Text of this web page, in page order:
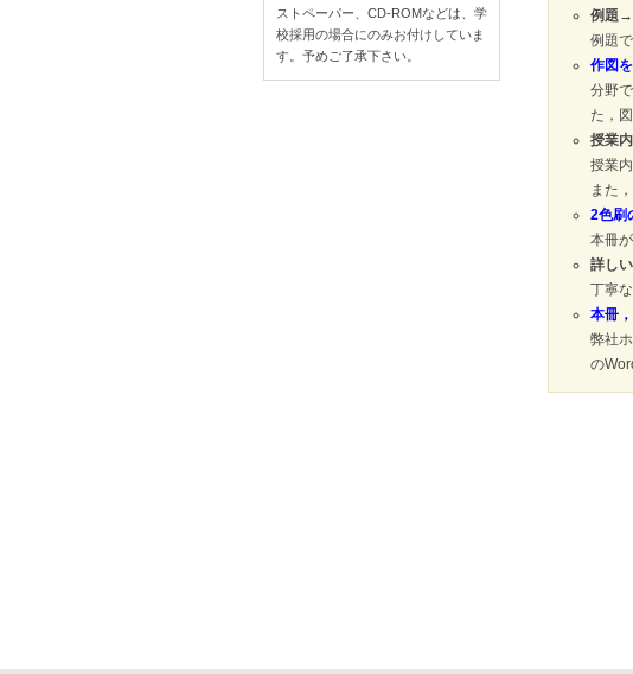
例題→
例題
作図
分野
た，
授業
授業
また，
2色刷
本冊
詳し
丁寧
本冊
弊社
の
ストペーパー、CD-ROMなどは、学
校採用の場合にのみお付けしていま
す。予めご了承下さい。